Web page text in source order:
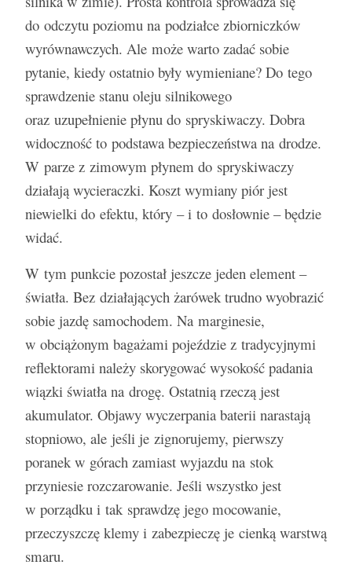
do odczytu poziomu na podziałce zbiorniczków
wyrównawczych. Ale może warto zadać sobie
pytanie, kiedy ostatnio były wymieniane? Do tego
sprawdzenie stanu oleju silnikowego
oraz uzupełnienie płynu do spryskiwaczy. Dobra
widoczność to podstawa bezpieczeństwa na drodze.
W parze z zimowym płynem do spryskiwaczy
działają wycieraczki. Koszt wymiany piór jest
niewielki do efektu, który – i to dosłownie – będzie
widać.
W tym punkcie pozostał jeszcze jeden element –
światła. Bez działających żarówek trudno wyobrazić
sobie jazdę samochodem. Na marginesie,
w obciążonym bagażami pojeździe z tradycyjnymi
reflektorami należy skorygować wysokość padania
wiązki światła na drogę. Ostatnią rzeczą jest
akumulator. Objawy wyczerpania baterii narastają
stopniowo, ale jeśli je zignorujemy, pierwszy
poranek w górach zamiast wyjazdu na stok
przyniesie rozczarowanie. Jeśli wszystko jest
w porządku i tak sprawdzę jego mocowanie,
przeczyszczę klemy i zabezpieczę je cienką warstwą
smaru.